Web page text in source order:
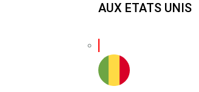
AUX ETATS UNIS